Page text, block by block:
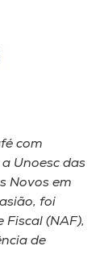
com
Unoesc das
Novos em
foi
(NAF),
de